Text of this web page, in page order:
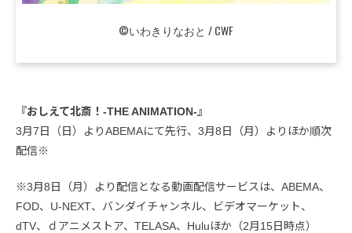
©いわきりなおと / CWF
『おしえて北斎！-THE ANIMATION-』
3月7日（日）よりABEMAにて先行、3月8日（月）よりほか順次
配信※
※3月8日（月）より配信となる動画配信サービスは、ABEMA、
FOD、U-NEXT、バンダイチャンネル、ビデオマーケット、
dTV、ｄアニメストア、TELASA、Huluほか（2月15日時点）